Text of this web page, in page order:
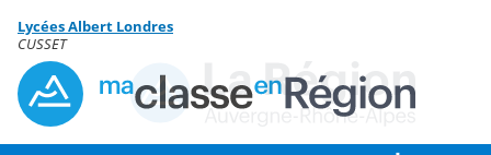
Menu de la rubrique
Contenu
Lycées Albert Londres
CUSSET